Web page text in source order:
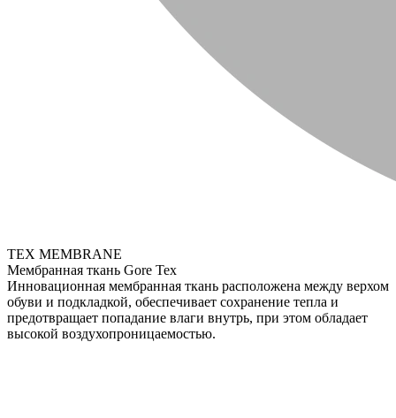
TEX MEMBRANE
Мембранная ткань Gore Tex
Инновационная мембранная ткань расположена между верхом
обуви и подкладкой, обеспечивает сохранение тепла и
предотвращает попадание влаги внутрь, при этом обладает
высокой воздухопроницаемостью.